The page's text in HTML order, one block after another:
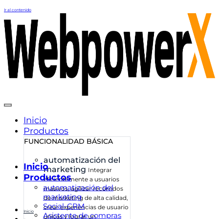
Ir al contenido
Inicio
Productos
FUNCIONALIDAD BÁSICA
automatización del
marketing Integrar
eficientemente a usuarios
masivos, agilizar recorridos
de marketing de alta calidad,
crear experiencias de usuario
únicas y lograr un
Inicio
Productos
automatización del
marketing
Social-CRM
Asistente de compras
Inicio